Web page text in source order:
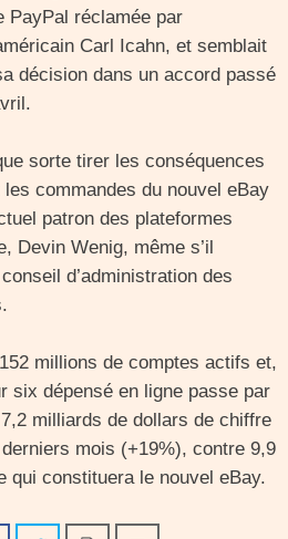
PayPal réclamée par
Carl Icahn, et semblait
décision dans un accord passé
sorte tirer les conséquences
commandes du nouvel eBay
patron des plateformes
Devin Wenig, même s’il
d’administration des
millions de comptes actifs et,
six dépensé en ligne passe par
milliards de dollars de chiffre
mois (+19%), contre 9,9
qui constituera le nouvel eBay.